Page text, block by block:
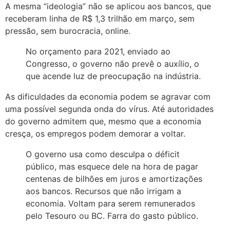
A mesma “ideologia” não se aplicou aos bancos, que
receberam linha de R$ 1,3 trilhão em março, sem
pressão, sem burocracia, online.
No orçamento para 2021, enviado ao
Congresso, o governo não prevê o auxílio, o
que acende luz de preocupação na indústria.
As dificuldades da economia podem se agravar com
uma possível segunda onda do vírus. Até autoridades
do governo admitem que, mesmo que a economia
cresça, os empregos podem demorar a voltar.
O governo usa como desculpa o déficit
público, mas esquece dele na hora de pagar
centenas de bilhões em juros e amortizações
aos bancos. Recursos que não irrigam a
economia. Voltam para serem remunerados
pelo Tesouro ou BC. Farra do gasto público.